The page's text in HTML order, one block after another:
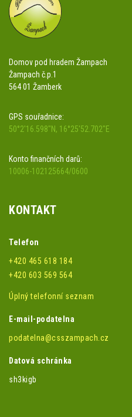
Domov pod hradem Žampach
Žampach č.p.1
564 01 Žamberk
GPS souřadnice:
50°2'16.598"N, 16°25'52.702"E
Konto finančních darů:
10006-102125664/0600
KONTAKT
Telefon
+420 465 618 184
+420 603 569 564
Úplný telefonní seznam
E-mail-podatelna
podatelna@csszampach.cz
Datová schránka
sh3kigb